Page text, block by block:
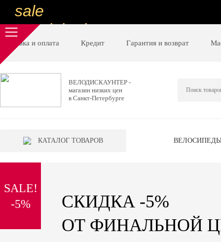
sale
special price
sale
низкие цены
вот дешево
special price
sale
надо брать
sale
Доставка и оплата Кредит Гарантия и возврат
ВЕЛОДИСКАУНТЕР -
магазин низких цен
в Санкт-Петербурге
КАТАЛОГ ТОВАРОВ
SALE!
-5%
СКИДКА -5%
ОТ ФИНАЛЬНОЙ